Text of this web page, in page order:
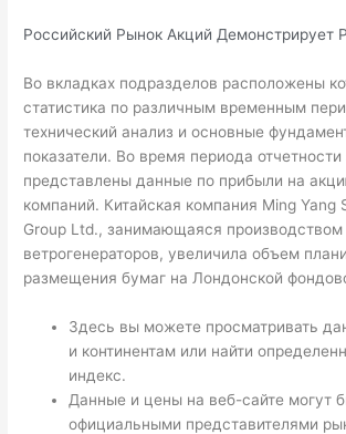
Российский Рынок Акций Демонстрирует
Во вкладках подразделов расположены
статистика по различным временным
технический анализ и основные
показатели. Во время периода
представлены данные по прибыли на
компаний. Китайская компания Ming Yang
Group Ltd., занимающаяся производством
ветрогенераторов, увеличила объем
размещения бумаг на Лондонской
Здесь вы можете просматривать
и континентам или найти
индекс.
Данные и цены на веб-сайте могут
официальными представителями